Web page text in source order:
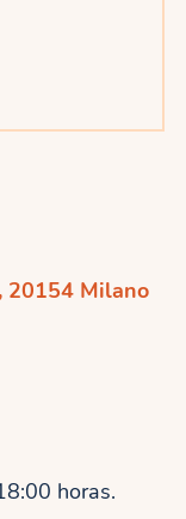
20154 Milano
horas.